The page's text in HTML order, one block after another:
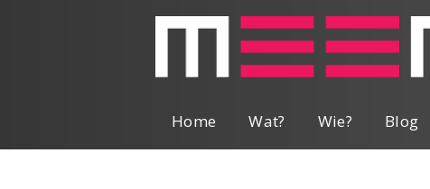
Home Wat? Wie? Blog